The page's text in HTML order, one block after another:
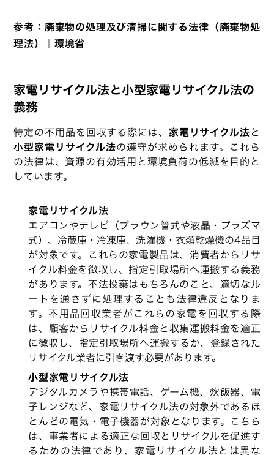
参考： 廃棄物の処理及び清掃に関する法律（廃棄物処
理法）｜環境省
家電リサイクル法と小型家電リサイクル法の
義務
特定の不用品を回収する際には、 家電リサイクル法と
小型家電リサイクル法の遵守が求められます。これら
の法律は、資源の有効活用と環境負荷の低減を目的と
しています。
家電リサイクル法
エアコンやテレビ（ブラウン管式や液晶・プラズマ
式）、冷蔵庫・冷凍庫、洗濯機・衣類乾燥機の4品目
が対象です。これらの家電製品は、消費者からリサ
イクル料金を徴収し、指定引取場所へ運搬する義務
があります。不法投棄はもちろんのこと、適切なル
ートを通さずに処理することも法律違反となりま
す。不用品回収業者がこれらの家電を回収する際
は、顧客からリサイクル料金と収集運搬料金を適正
に徴収し、指定引取場所へ運搬するか、登録された
リサイクル業者に引き渡す必要があります。
小型家電リサイクル法
デジタルカメラや携帯電話、ゲーム機、炊飯器、電
子レンジなど、家電リサイクル法の対象外であるほ
とんどの電気・電子機器が対象となります。こちら
は、事業者による適正な回収とリサイクルを促進す
るための法律であり、家電リサイクル法とは異な